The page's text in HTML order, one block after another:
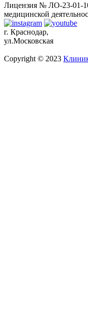
Лицензия № ЛО-23-01-
медицинской
г. Краснодар,
ул.Московская
Copyright © 2023